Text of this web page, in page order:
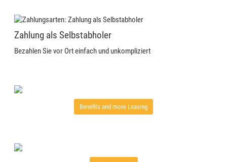
Zahlung als Selbstabholer
Bezahlen Sie vor Ort einfach und unkompliziert
Benefits and more Leasing